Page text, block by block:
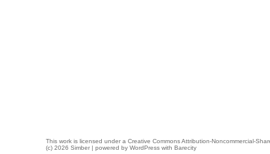
This work is licensed under a Creative Commons Attribution-Noncommercial-
(c) 2026 Simber | powered by WordPress with Barecity